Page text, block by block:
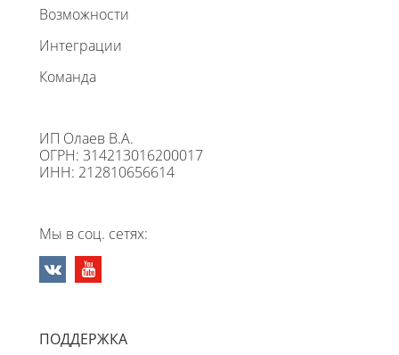
Возможности
Интеграции
Команда
ИП Олаев В.А.
ОГРН: 314213016200017
ИНН: 212810656614
Мы в соц. сетях:
ПОДДЕРЖКА